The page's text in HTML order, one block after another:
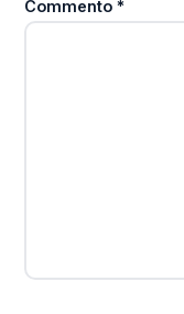
Commento*